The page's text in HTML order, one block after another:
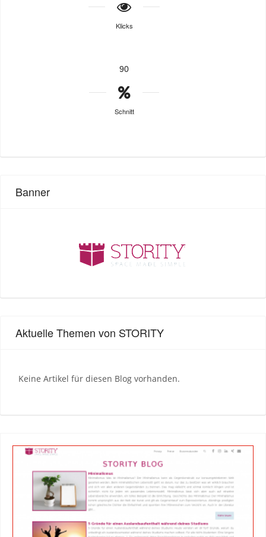
Klicks
90
Schnitt
Banner
Aktuelle Themen von STORITY
Keine Artikel für diesen Blog vorhanden.